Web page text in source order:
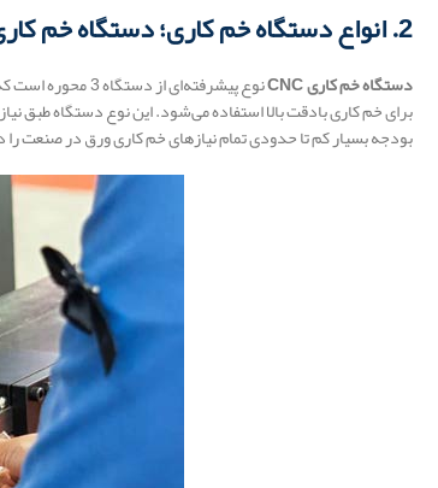
2. انواع دستگاه خم کاری؛ دستگاه خم کاری ورق CNC
دستگاه خم کاریCNC نوع
بودجه بسیار کم تا حدودی تمام نیازهای خم کاری ورق در صنعت را